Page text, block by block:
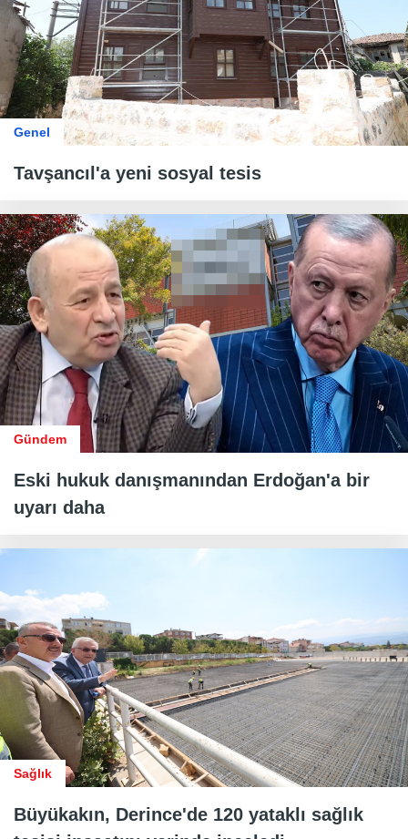
Genel
Tavşancıl'a yeni sosyal tesis
Gündem
Eski hukuk danışmanından Erdoğan'a bir
uyarı daha
Sağlık
Büyükakın, Derince'de 120 yataklı sağlık